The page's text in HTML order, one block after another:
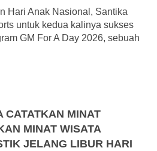
Hari Anak Nasional, Santika
untuk kedua kalinya sukses
GM For A Day 2026, sebuah
CATATKAN MINAT
MINAT WISATA
JELANG LIBUR HARI